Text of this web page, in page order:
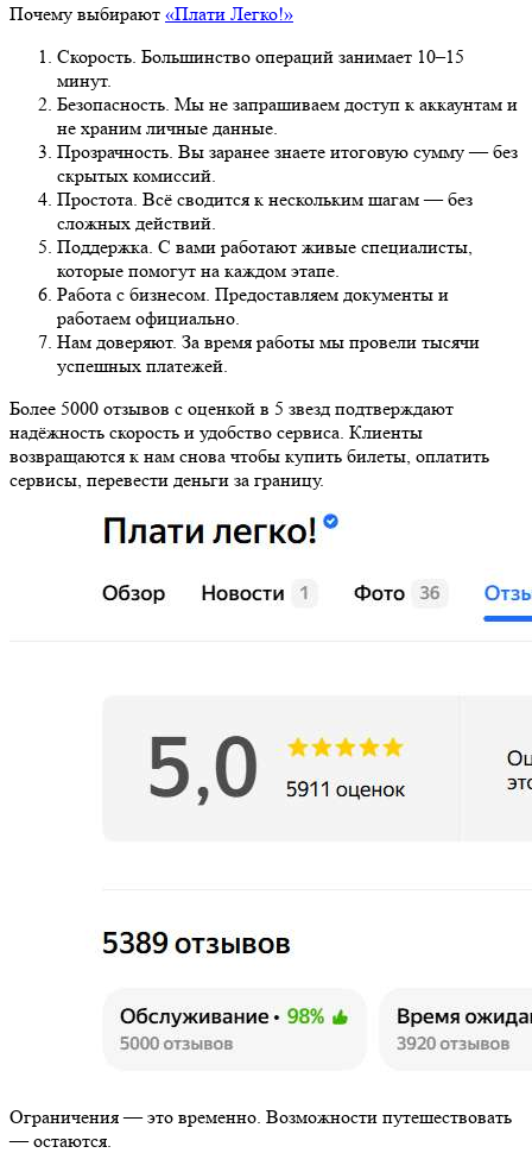
Почему выбирают «Плати Легко!»
Скорость. Большинство операций занимает 10–15
минут.
Безопасность. Мы не запрашиваем доступ к аккаунтам и
не храним личные данные.
Прозрачность. Вы заранее знаете итоговую сумму — без
скрытых комиссий.
Простота. Всё сводится к нескольким шагам — без
сложных действий.
Поддержка. С вами работают живые специалисты,
которые помогут на каждом этапе.
Работа с бизнесом. Предоставляем документы и
работаем официально.
Нам доверяют. За время работы мы провели тысячи
успешных платежей.
Более 5000 отзывов с оценкой в 5 звезд подтверждают
надёжность скорость и удобство сервиса. Клиенты
возвращаются к нам снова чтобы купить билеты, оплатить
сервисы, перевести деньги за границу.
Ограничения — это временно. Возможности путешествовать
— остаются.